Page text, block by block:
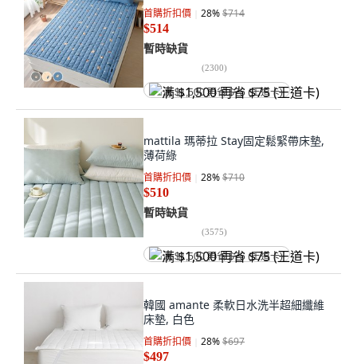
首購折扣價 28%$714
$514
暫時缺貨
(2300)
满 $1,500 再省 $75 (王道卡)
mattila 瑪蒂拉 Stay固定鬆緊帶床墊,
薄荷綠
首購折扣價 28%$710
$510
暫時缺貨
(3575)
满 $1,500 再省 $75 (王道卡)
韓國 amante 柔軟日水洗半超細纖維
床墊, 白色
首購折扣價 28%$697
$497